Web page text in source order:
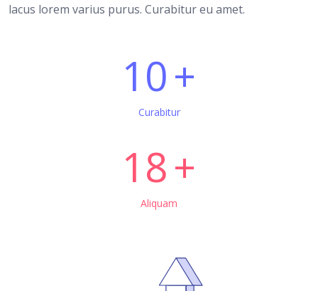
lacus lorem varius purus. Curabitur eu amet.
10
Curabitur
18
Aliquam